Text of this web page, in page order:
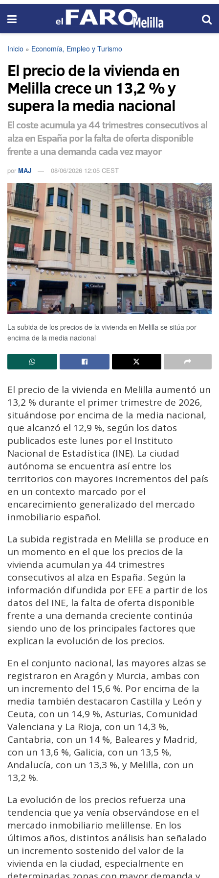
Inicio » Economía, Empleo y Turismo
El precio de la vivienda en
Melilla crece un 13,2 % y
supera la media nacional
El coste acumula ya 44 trimestres consecutivos al
alza en España por la falta de oferta disponible
frente a una demanda cada vez mayor
por MAJ 08/06/2026 12:05 CEST
La subida de los precios de la vivienda en Melilla se sitúa por
encima de la media nacional
El precio de la vivienda en Melilla aumentó un
13,2 % durante el primer trimestre de 2026,
situándose por encima de la media nacional,
que alcanzó el 12,9 %, según los datos
publicados este lunes por el Instituto
Nacional de Estadística (INE). La ciudad
autónoma se encuentra así entre los
territorios con mayores incrementos del país
en un contexto marcado por el
encarecimiento generalizado del mercado
inmobiliario español.
La subida registrada en Melilla se produce en
un momento en el que los precios de la
vivienda acumulan ya 44 trimestres
consecutivos al alza en España. Según la
información difundida por EFE a partir de los
datos del INE, la falta de oferta disponible
frente a una demanda creciente continúa
siendo uno de los principales factores que
explican la evolución de los precios.
En el conjunto nacional, las mayores alzas se
registraron en Aragón y Murcia, ambas con
un incremento del 15,6 %. Por encima de la
media también destacaron Castilla y León y
Ceuta, con un 14,9 %, Asturias, Comunidad
Valenciana y La Rioja, con un 14,3 %,
Cantabria, con un 14 %, Baleares y Madrid,
con un 13,6 %, Galicia, con un 13,5 %,
Andalucía, con un 13,3 %, y Melilla, con un
13,2 %.
La evolución de los precios refuerza una
tendencia que ya venía observándose en el
mercado inmobiliario melillense. En los
últimos años, distintos análisis han señalado
un incremento sostenido del valor de la
vivienda en la ciudad, especialmente en